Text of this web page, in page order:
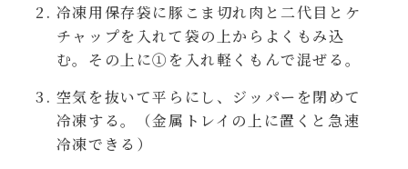
BBQ/キャンプ
炊飯器
ホットプレート
ハコネーゼ 海老クリーム
ハコネーゼ ボロネーゼ
ハコネーゼ ポルチーニ
冷凍用保存袋に豚こま切れ肉と二代目とケ
チャップを入れて袋の上からよくもみ込
む。その上に①を入れ軽くもんで混ぜる。
空気を抜いて平らにし、ジッパーを閉めて
冷凍する。（金属トレイの上に置くと急速
冷凍できる）